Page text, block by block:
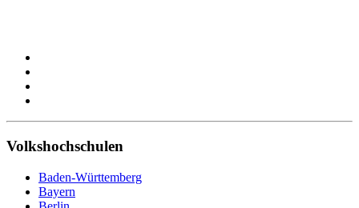
Volkshochschulen
Baden-Württemberg
Bayern